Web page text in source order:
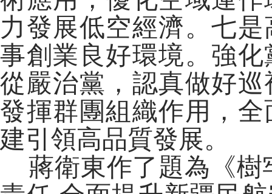
力發展低空經濟。七
事創業良好環境。強
從嚴治黨，認真做好
發揮群團組織作用，
建引領高品質發展。
蔣衛東作了題為《樹